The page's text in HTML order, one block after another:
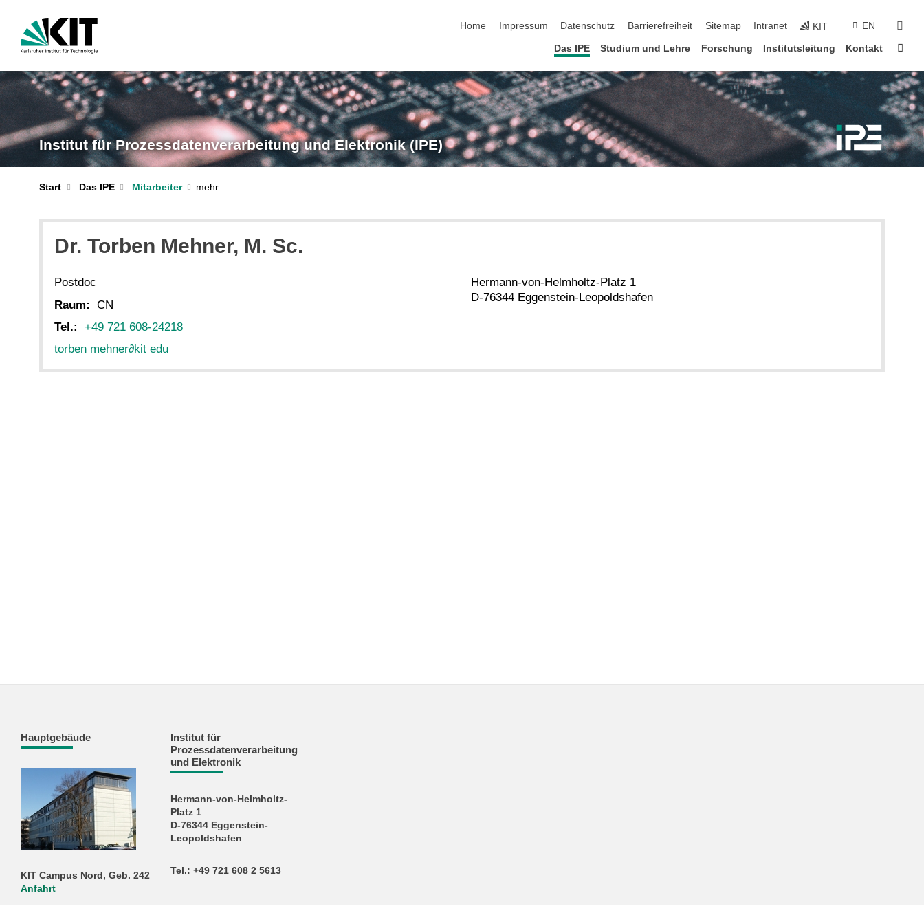
Home
Impressum Datenschutz Barrierefreiheit Sitemap Intranet KIT EN
Das IPE Studium und Lehre Forschung Institutsleitung Kontakt
Institut für Prozess­daten­verarbeitung und Elektronik (IPE)
Start Das IPE Mitarbeiter
Dr. Torben Mehner, M. Sc.
Postdoc
Raum:
CN
Tel.:
+49 721 608-24218
torben mehner∂kit edu
Hermann-von-Helmholtz-Platz 1
D-76344 Eggenstein-Leopoldshafen
Hauptgebäude
KIT Campus Nord, Geb. 242
Anfahrt
Institut für
Prozessdatenverarbeitung
und Elektronik
Hermann-von-Helmholtz-
Platz 1
D-76344 Eggenstein-
Leopoldshafen
Tel.: +49 721 608 2 5613